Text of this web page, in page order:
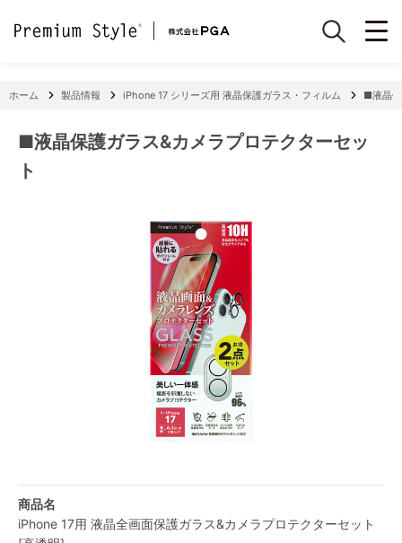
ホーム 製品情報 iPhone 17 シリーズ用 液晶保護ガラス・フィルム ■液晶
■液晶保護ガラス&カメラプロテクターセッ
ト
商品名
iPhone 17用 液晶全画面保護ガラス&カメラプロテクターセット